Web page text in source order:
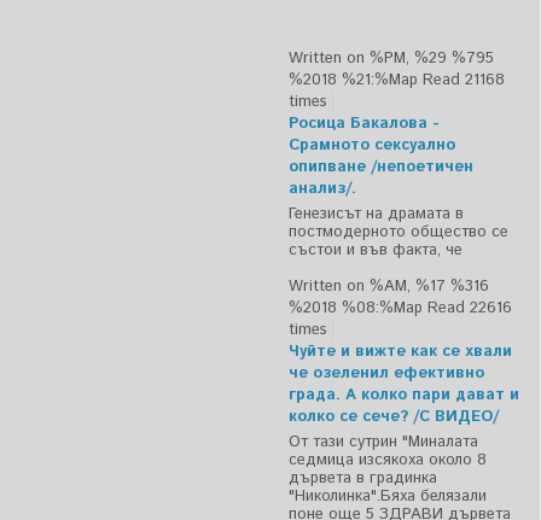
Written on %PM, %29 %795
%2018 %21:%Мар Read 21168
times
Росица Бакалова -
Срамното сексуално
опипване /непоетичен
анализ/.
Генезисът на драмата в
постмодерното общество се
състои и във факта, че
Written on %AM, %17 %316
%2018 %08:%Мар Read 22616
times
Чуйте и вижте как се хвали
че озеленил ефективно
града. А колко пари дават и
колко се сече? /С ВИДЕО/
От тази сутрин "Миналата
седмица изсякоха около 8
дървета в градинка
"Николинка".Бяха белязали
поне още 5 ЗДРАВИ дървета